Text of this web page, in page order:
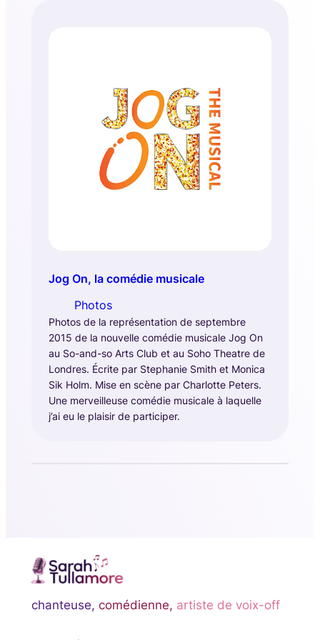
Jog On, la comédie musicale
Photos
Photos de la représentation de septembre
2015 de la nouvelle comédie musicale Jog On
au So-and-so Arts Club et au Soho Theatre de
Londres. Écrite par Stephanie Smith et Monica
Sik Holm. Mise en scène par Charlotte Peters.
Une merveilleuse comédie musicale à laquelle
j’ai eu le plaisir de participer.
chanteuse, comédienne, artiste de voix-off